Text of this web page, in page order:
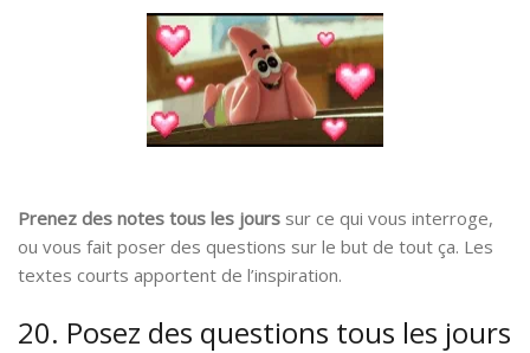
Prenez des notes tous les jours sur ce qui vous interroge,
ou vous fait poser des questions sur le but de tout ça. Les
textes courts apportent de l’inspiration.
20. Posez des questions tous les jours